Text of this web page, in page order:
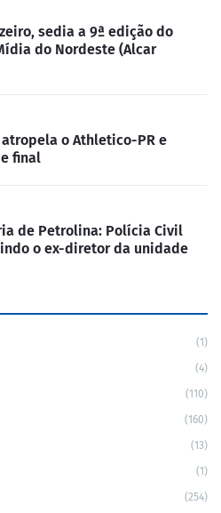
sedia a 9ª edição do
do Nordeste (Alcar
atropela o Athletico-PR e
final
de Petrolina: Polícia Civil
o ex-diretor da unidade
(1)
(4)
(110)
(160)
(13)
(1)
(254)